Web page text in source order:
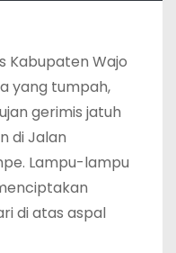
Kabupaten Wajo
yang tumpah,
gerimis jatuh
di Jalan
Lampu-lampu
di atas aspal